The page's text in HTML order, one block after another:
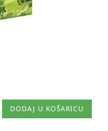
DODAJ U KOŠARICU